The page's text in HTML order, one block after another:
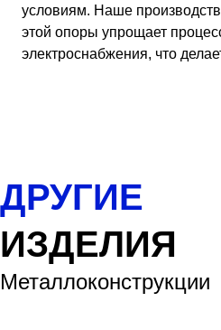
условиям. Наше
этой опоры упрощает
электроснабжения, что
ДРУГИЕ
ИЗДЕЛИЯ
Металлоконструкции